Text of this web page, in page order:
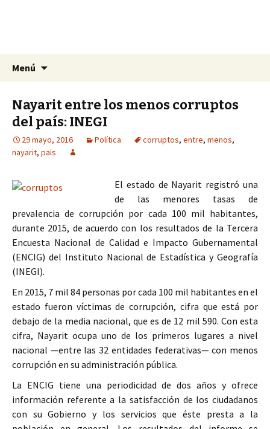
La Yunta de Tepic
La nueva opción en información
Menú
Nayarit entre los menos corruptos
del país: INEGI
29 mayo, 2016 Política corruptos, entre, menos,
nayarit, pais
El estado de Nayarit registró una
de las menores tasas de
prevalencia de corrupción por cada 100 mil habitantes,
durante 2015, de acuerdo con los resultados de la Tercera
Encuesta Nacional de Calidad e Impacto Gubernamental
(ENCIG) del Instituto Nacional de Estadística y Geografía
(INEGI).
En 2015, 7 mil 84 personas por cada 100 mil habitantes en el
estado fueron víctimas de corrupción, cifra que está por
debajo de la media nacional, que es de 12 mil 590. Con esta
cifra, Nayarit ocupa uno de los primeros lugares a nivel
nacional —entre las 32 entidades federativas— con menos
corrupción en su administración pública.
La ENCIG tiene una periodicidad de dos años y ofrece
información referente a la satisfacción de los ciudadanos
con su Gobierno y los servicios que éste presta a la